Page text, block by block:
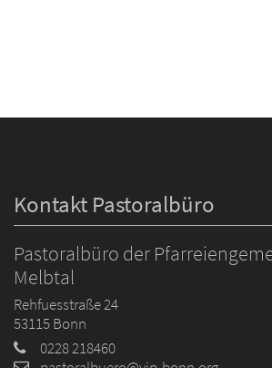
Kontakt Pastoralbüro
Pastoralbüro der
Melbtal
Rehfuesstraße 24
53115Bonn
0228 218460